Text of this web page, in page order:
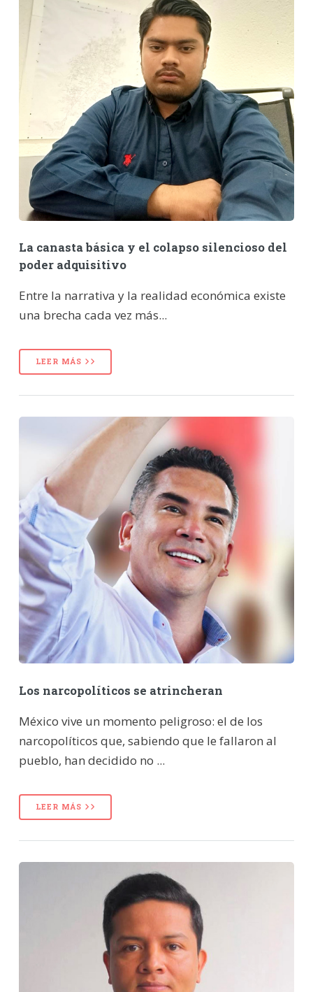
La canasta básica y el colapso silencioso del
poder adquisitivo
Entre la narrativa y la realidad económica existe
una brecha cada vez más...
LEER MÁS
Los narcopolíticos se atrincheran
México vive un momento peligroso: el de los
narcopolíticos que, sabiendo que le fallaron al
pueblo, han decidido no ...
LEER MÁS